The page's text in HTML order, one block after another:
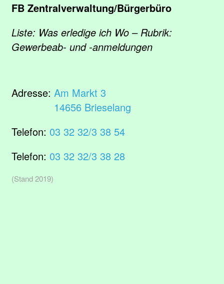
FB Zentralverwaltung/Bürgerbüro
Liste: Was erledige ich Wo – Rubrik:
Gewerbeab- und -anmeldungen
Adresse: Am Markt 3
14656 Brieselang
Telefon: 03 32 32/3 38 54
Telefon: 03 32 32/3 38 28
(Stand 2019)